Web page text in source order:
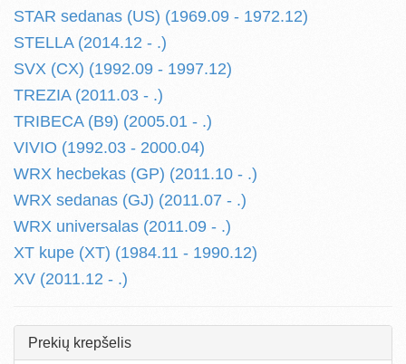
STAR sedanas (US) (1969.09 - 1972.12)
STELLA (2014.12 - .)
SVX (CX) (1992.09 - 1997.12)
TREZIA (2011.03 - .)
TRIBECA (B9) (2005.01 - .)
VIVIO (1992.03 - 2000.04)
WRX hecbekas (GP) (2011.10 - .)
WRX sedanas (GJ) (2011.07 - .)
WRX universalas (2011.09 - .)
XT kupe (XT) (1984.11 - 1990.12)
XV (2011.12 - .)
Prekių krepšelis